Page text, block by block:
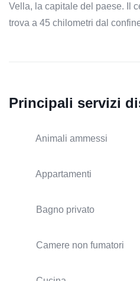
Vella, la capitale del paese. Il
trova a 45 chilometri dal
Principali servizi
Animali ammessi
Appartamenti
Bagno privato
Camere non fumatori